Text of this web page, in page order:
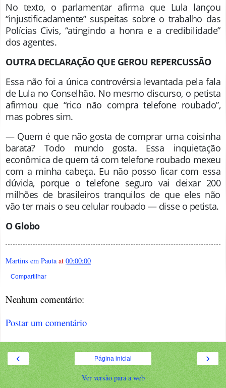
No texto, o parlamentar afirma que Lula lançou
“injustificadamente” suspeitas sobre o trabalho das
Polícias Civis, “atingindo a honra e a credibilidade”
dos agentes.
OUTRA DECLARAÇÃO QUE GEROU REPERCUSSÃO
Essa não foi a única controvérsia levantada pela fala
de Lula no Conselhão. No mesmo discurso, o petista
afirmou que “rico não compra telefone roubado”,
mas pobres sim.
— Quem é que não gosta de comprar uma coisinha
barata? Todo mundo gosta. Essa inquietação
econômica de quem tá com telefone roubado mexeu
com a minha cabeça. Eu não posso ficar com essa
dúvida, porque o telefone seguro vai deixar 200
milhões de brasileiros tranquilos de que eles não
vão ter mais o seu celular roubado — disse o petista.
O Globo
Martins em Pauta at 00:00:00
Compartilhar
Nenhum comentário:
Postar um comentário
‹ ›
Página inicial
Ver versão para a web